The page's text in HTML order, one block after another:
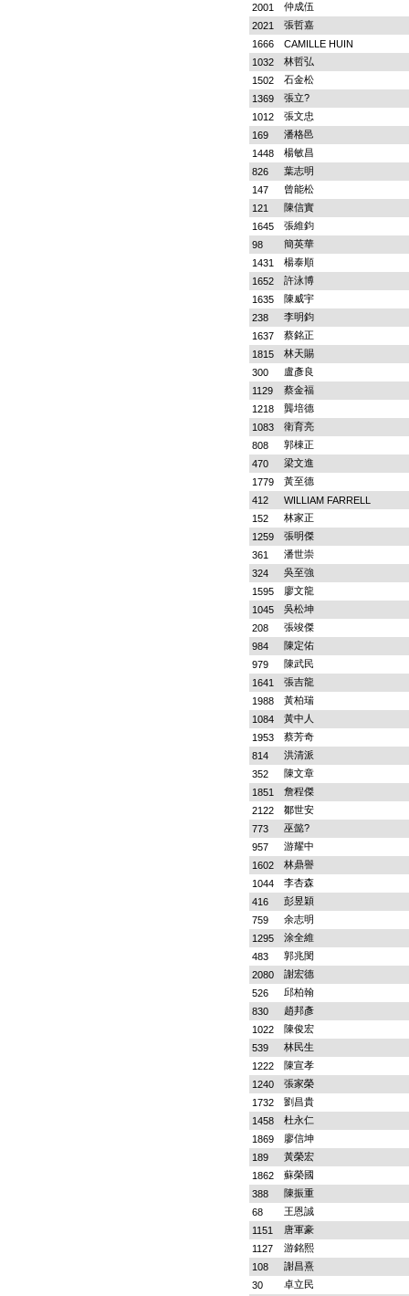
2001
仲成伍
2021
張哲嘉
1666
CAMILLE HUIN
1032
林哲弘
1502
石金松
1369
張立?
1012
張文忠
169
潘格邑
1448
楊敏昌
826
葉志明
147
曾能松
121
陳信實
1645
張維鈞
98
簡英華
1431
楊泰順
1652
許泳博
1635
陳威宇
238
李明鈞
1637
蔡銘正
1815
林天賜
300
盧彥良
1129
蔡金福
1218
龔培德
1083
衛育亮
808
郭棟正
470
梁文進
1779
黃至德
412
WILLIAM FARRELL
152
林家正
1259
張明傑
361
潘世崇
324
吳至強
1595
廖文龍
1045
吳松坤
208
張竣傑
984
陳定佑
979
陳武民
1641
張吉龍
1988
黃柏瑞
1084
黃中人
1953
蔡芳奇
814
洪清派
352
陳文章
1851
詹程傑
2122
鄒世安
773
巫懿?
957
游耀中
1602
林鼎譽
1044
李杏森
416
彭昱穎
759
余志明
1295
涂全維
483
郭兆閔
2080
謝宏德
526
邱柏翰
830
趙邦彥
1022
陳俊宏
539
林民生
1222
陳宣孝
1240
張家榮
1732
劉昌貴
1458
杜永仁
1869
廖信坤
189
黃榮宏
1862
蘇榮國
388
陳振重
68
王恩誠
1151
唐軍豪
1127
游銘熙
108
謝昌熹
30
卓立民